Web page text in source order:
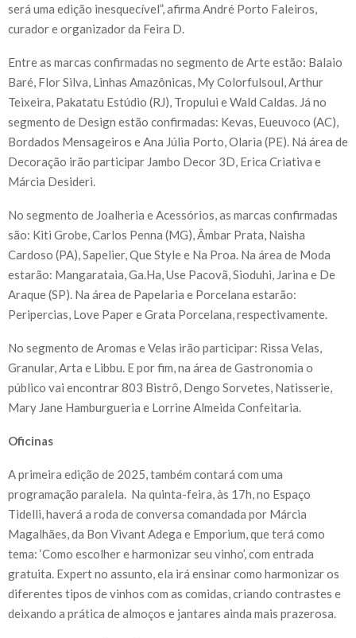
será uma edição inesquecível”, afirma André Porto Faleiros,
curador e organizador da Feira D.
Entre as marcas confirmadas no segmento de Arte estão: Balaio
Baré, Flor Silva, Linhas Amazônicas, My Colorfulsoul, Arthur
Teixeira, Pakatatu Estúdio (RJ), Tropului e Wald Caldas. Já no
segmento de Design estão confirmadas: Kevas, Eueuvoco (AC),
Bordados Mensageiros e Ana Júlia Porto, Olaria (PE). Ná área de
Decoração irão participar Jambo Decor 3D, Erica Criativa e
Márcia Desideri.
No segmento de Joalheria e Acessórios, as marcas confirmadas
são: Kiti Grobe, Carlos Penna (MG), Âmbar Prata, Naisha
Cardoso (PA), Sapelier, Que Style e Na Proa. Na área de Moda
estarão: Mangarataia, Ga.Ha, Use Pacovã, Sioduhi, Jarina e De
Araque (SP). Na área de Papelaria e Porcelana estarão:
Peripercias, Love Paper e Grata Porcelana, respectivamente.
No segmento de Aromas e Velas irão participar: Rissa Velas,
Granular, Arta e Libbu. E por fim, na área de Gastronomia o
público vai encontrar 803 Bistrô, Dengo Sorvetes, Natisserie,
Mary Jane Hamburgueria e Lorrine Almeida Confeitaria.
Oficinas
A primeira edição de 2025, também contará com uma
programação paralela. Na quinta-feira, às 17h, no Espaço
Tidelli, haverá a roda de conversa comandada por Márcia
Magalhães, da Bon Vivant Adega e Emporium, que terá como
tema: ‘Como escolher e harmonizar seu vinho’, com entrada
gratuita. Expert no assunto, ela irá ensinar como harmonizar os
diferentes tipos de vinhos com as comidas, criando contrastes e
deixando a prática de almoços e jantares ainda mais prazerosa.